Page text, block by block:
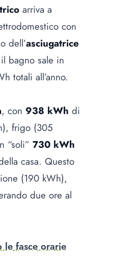
arriva a
con
dell’asciugatrice
bagno sale in
totali all’anno.
, con 938 kWh di
frigo (305
“soli” 730 kWh
casa. Questo
(190 kWh),
due ore al
le fasce orarie